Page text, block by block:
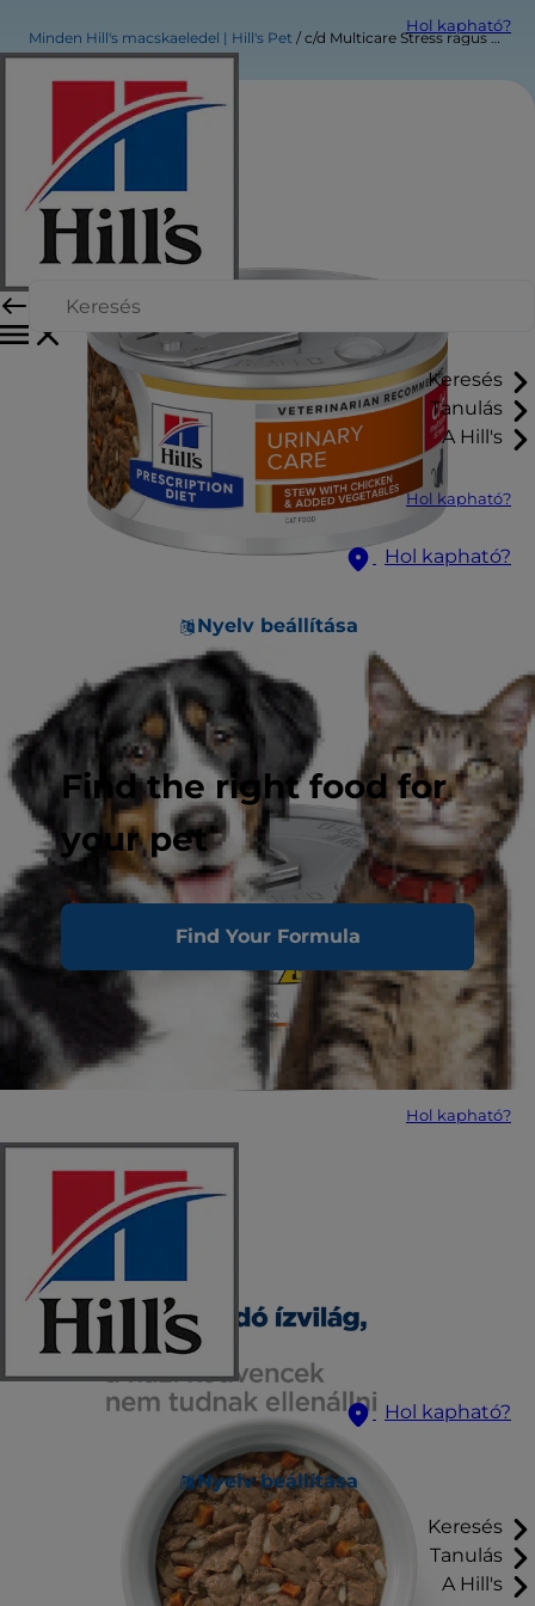
Hol kapható?
Keresés
Tanulás
A Hill's
Hol kapható?
Hol kapható?
Nyelv beállítása
Find the right food for
your pet
Find Your Formula
Hol kapható?
Hol kapható?
Nyelv beállítása
Keresés
Tanulás
A Hill's
Minden Hill's macskaeledel | Hill's Pet c/d Multicare Stress ragus macskaeledel